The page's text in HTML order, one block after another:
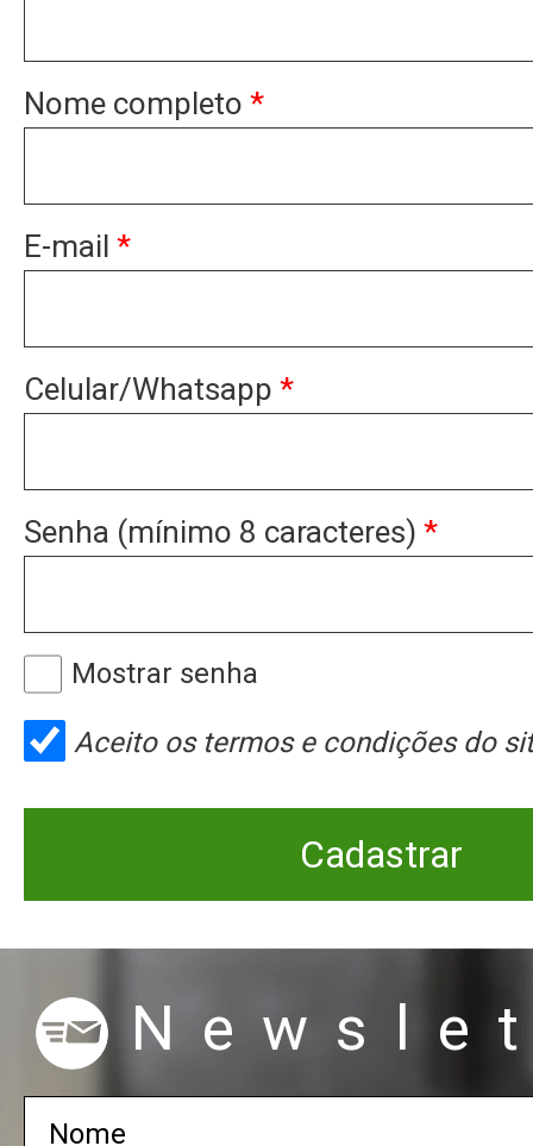
Nome completo *
E-mail *
Celular/Whatsapp *
Senha (mínimo 8 caracteres) *
Mostrar senha
Aceito os termos e condiçõesdo
Cadastrar